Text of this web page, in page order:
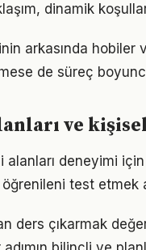
dinamik
arkasında hobiler
de süreç
ve
deneyimi
test etmek
ders çıkarmak